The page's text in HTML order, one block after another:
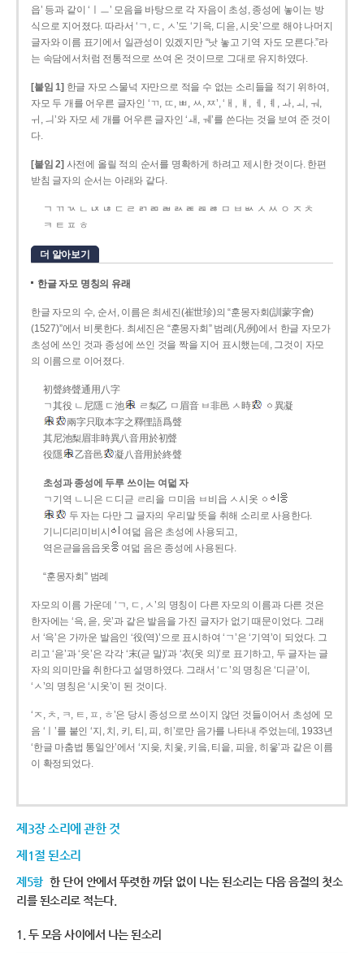
읍’ 등과 같이 ‘ㅣㅡ’ 모음을 바탕으로 각 자음이 초성, 종성에 놓이는 방
식으로 지어졌다. 따라서 ‘ㄱ, ㄷ, ㅅ’도 ‘기윽, 디읃, 시읏’으로 해야 나머지
글자와 이름 표기에서 일관성이 있겠지만 “낫 놓고 기역 자도 모른다.”라
는 속담에서처럼 전통적으로 쓰여 온 것이므로 그대로 유지하였다.
[붙임 1] 한글 자모 스물넉 자만으로 적을 수 없는 소리들을 적기 위하여,
자모 두 개를 어우른 글자인 ‘ㄲ, ㄸ, ㅃ, ㅆ, ㅉ’, ‘ㅐ, ㅒ, ㅔ, ㅖ, ㅘ, ㅚ, ㅝ,
ㅟ, ㅢ’와 자모 세 개를 어우른 글자인 ‘ㅙ, ㅞ’를 쓴다는 것을 보여 준 것이
다.
[붙임 2] 사전에 올릴 적의 순서를 명확하게 하려고 제시한 것이다. 한편
받침 글자의 순서는 아래와 같다.
ㄱ ㄲ ㄳ ㄴ ㄵ ㄶ ㄷ ㄹ ㄺ ㄻ ㄼ ㄽ ㄾ ㄿ ㅀ ㅁ ㅂ ㅄ ㅅ ㅆ ㅇ ㅈ ㅊ
ㅋ ㅌ ㅍ ㅎ
더 알아보기
한글 자모 명칭의 유래
한글 자모의 수, 순서, 이름은 최세진(崔世珍)의 “훈몽자회(訓蒙字會)
(1527)”에서 비롯한다. 최세진은 “훈몽자회” 범례(凡例)에서 한글 자모가
초성에 쓰인 것과 종성에 쓰인 것을 짝을 지어 표시했는데, 그것이 자모
의 이름으로 이어졌다.
初聲終聲通用八字
ㄱ其役 ㄴ尼隱 ㄷ池
ㄹ梨乙 ㅁ眉音 ㅂ非邑 ㅅ時
ㆁ異凝
兩字只取本字之釋俚語爲聲
其尼池梨眉非時異八音用於初聲
役隱
乙音邑 凝八音用於終聲
초성과 종성에 두루 쓰이는 여덟 자
ㄱ기역 ㄴ니은 ㄷ디귿 ㄹ리을 ㅁ미음 ㅂ비읍 ㅅ시옷 ㆁ
두 자는 다만 그 글자의 우리말 뜻을 취해 소리로 사용한다.
기니디리미비시
여덟 음은 초성에 사용되고,
역은귿을음읍옷
여덟 음은 종성에 사용된다.
“훈몽자회” 범례
자모의 이름 가운데 ‘ㄱ, ㄷ, ㅅ’의 명칭이 다른 자모의 이름과 다른 것은
한자에는 ‘윽, 읃, 읏’과 같은 발음을 가진 글자가 없기 때문이었다. 그래
서 ‘윽’은 가까운 발음인 ‘役(역)’으로 표시하여 ‘ㄱ’은 ‘기역’이 되었다. 그
리고 ‘읃’과 ‘읏’은 각각 ‘末(귿 말)’과 ‘衣(옷 의)’로 표기하고, 두 글자는 글
자의 의미만을 취한다고 설명하였다. 그래서 ‘ㄷ’의 명칭은 ‘디귿’이,
‘ㅅ’의 명칭은 ‘시옷’이 된 것이다.
‘ㅈ, ㅊ, ㅋ, ㅌ, ㅍ, ㅎ’은 당시 종성으로 쓰이지 않던 것들이어서 초성에 모
음 ‘ㅣ’를 붙인 ‘지, 치, 키, 티, 피, 히’로만 음가를 나타내 주었는데, 1933년
‘한글 마춤법 통일안’에서 ‘지읒, 치읓, 키읔, 티읕, 피읖, 히읗’과 같은 이름
이 확정되었다.
제3장 소리에 관한 것
제1절 된소리
제5항 한 단어 안에서 뚜렷한 까닭 없이 나는 된소리는 다음 음절의 첫소
리를 된소리로 적는다.
1. 두 모음 사이에서 나는 된소리